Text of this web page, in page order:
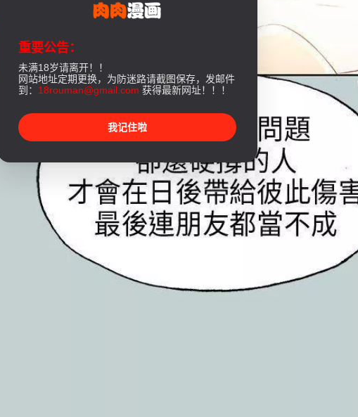
重要公告：
未满18岁请离开！！
网站地址定期更换，为防迷路请截图保存，发邮件
到： 18rouman@gmail.com 获得最新网址！！！
我记住啦